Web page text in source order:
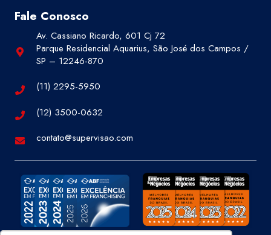
Fale Conosco
Av. Cassiano Ricardo, 601 Cj 72
Parque Residencial Aquarius, São José dos Campos /
SP – 12246-870
(11) 2295-5950
(12) 3500-0632
contato@supervisao.com